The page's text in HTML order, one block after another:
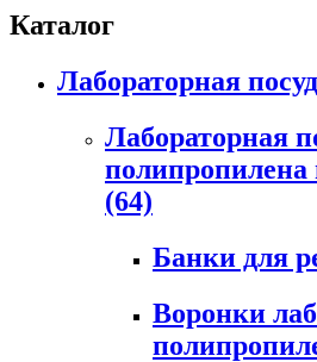
Каталог
Лабораторная
Лабораторная
полипропилена
(64)
Банки для
Воронки